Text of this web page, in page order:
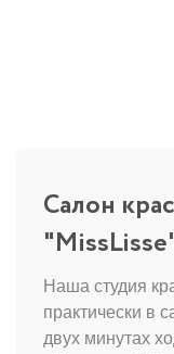
Салон
Наша студия
практически в
двух минутах